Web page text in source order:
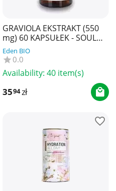
GRAVIOLA EKSTRAKT (550
mg) 60 KAPSUŁEK - SOUL
FARM
Eden BIO
0.0
Availability: 40 item(s)
3594zł